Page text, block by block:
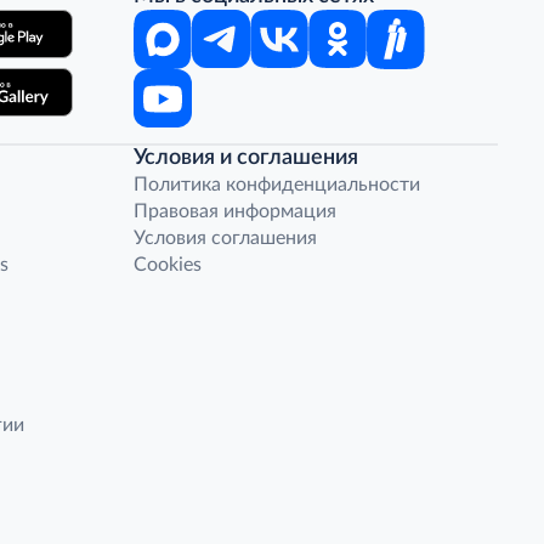
Условия и соглашения
Политика конфиденциальности
Правовая информация
Условия соглашения
Cookies